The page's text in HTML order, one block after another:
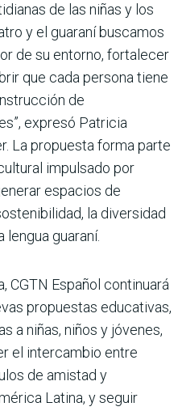
de las niñas y los
y el guaraní buscamos
de su entorno, fortalecer
que cada persona tiene
de
expresó Patricia
La propuesta forma parte
impulsado por
espacios de
la diversidad
lengua guaraní.
CGTN Español continuará
propuestas educativas,
a niñas, niños y jóvenes,
el intercambio entre
de amistad y
Latina, y seguir